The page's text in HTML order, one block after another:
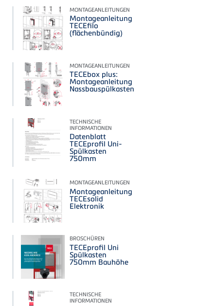
MONTAGEANLEITUNGEN
Montageanleitung
TECEfilo
(flächenbündig)
MONTAGEANLEITUNGEN
TECEbox plus:
Montageanleitung
Nassbauspülkasten
TECHNISCHE
INFORMATIONEN
Datenblatt
TECEprofil Uni-
Spülkasten
750mm
MONTAGEANLEITUNGEN
Montageanleitung
TECEsolid
Elektronik
BROSCHÜREN
TECEprofil Uni
Spülkasten
750mm Bauhöhe
TECHNISCHE
INFORMATIONEN